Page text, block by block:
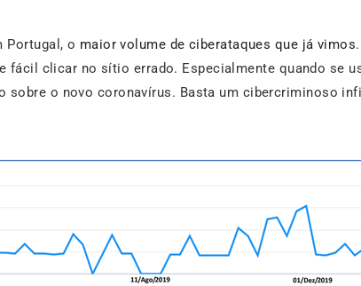
Portugal, o maior volume de ciberataques que já vimos
fácil clicar no sítio errado. Especialmente quando se
o novo coronavírus. Basta um cibercriminoso